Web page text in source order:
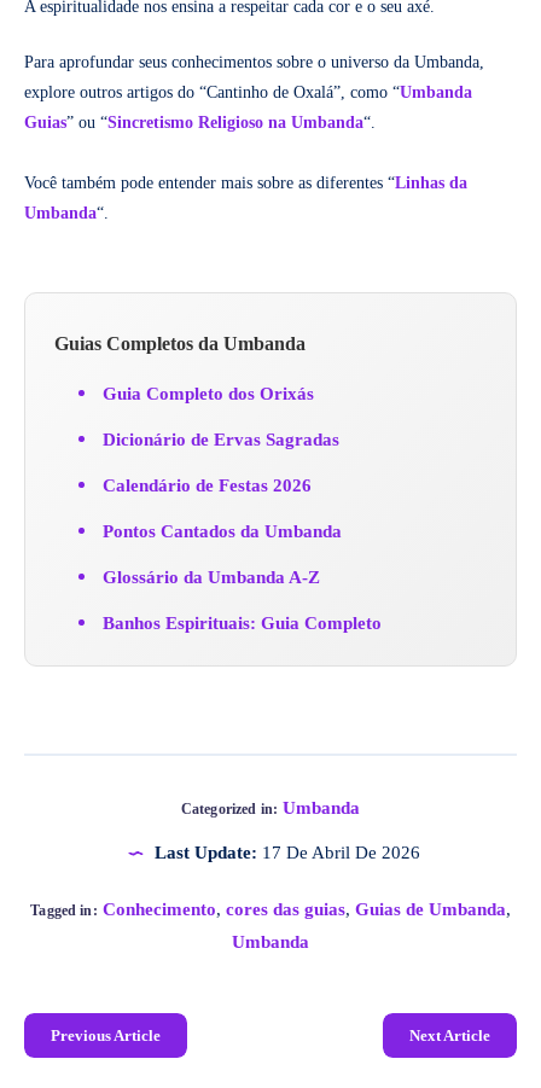
A espiritualidade nos ensina a respeitar cada cor e o seu axé.
Para aprofundar seus conhecimentos sobre o universo da Umbanda,
explore outros artigos do “Cantinho de Oxalá”, como “Umbanda
Guias” ou “Sincretismo Religioso na Umbanda“.
Você também pode entender mais sobre as diferentes “Linhas da
Umbanda“.
Guias Completos da Umbanda
Guia Completo dos Orixás
Dicionário de Ervas Sagradas
Calendário de Festas 2026
Pontos Cantados da Umbanda
Glossário da Umbanda A-Z
Banhos Espirituais: Guia Completo
Categorized in: Umbanda
Last Update: 17 De Abril De 2026
Tagged in: Conhecimento, cores das guias, Guias de Umbanda,
Umbanda
Previous Article Next Article